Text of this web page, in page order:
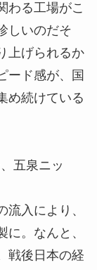
わる工場がこ
しいのだそ
上げられるか
ード感が、国
め続けている
五泉ニッ
流入により、
。なんと、
戦後日本の経